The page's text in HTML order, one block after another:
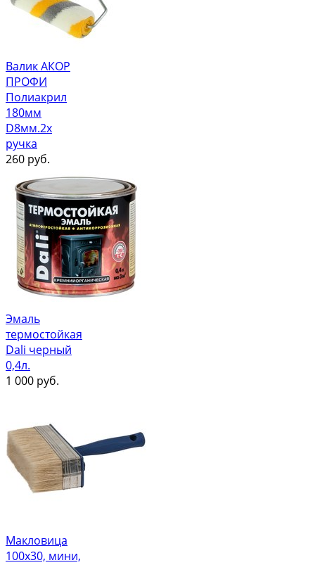
Валик АКОР
ПРОФИ
Полиакрил
180мм
D8мм.2х
ручка
260 руб.
Эмаль
термостойкая
Dali черный
0,4л.
1 000 руб.
Макловица
100х30, мини,